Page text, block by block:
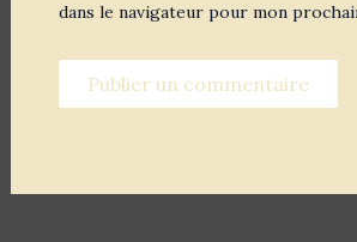
dans le navigateur pour mon